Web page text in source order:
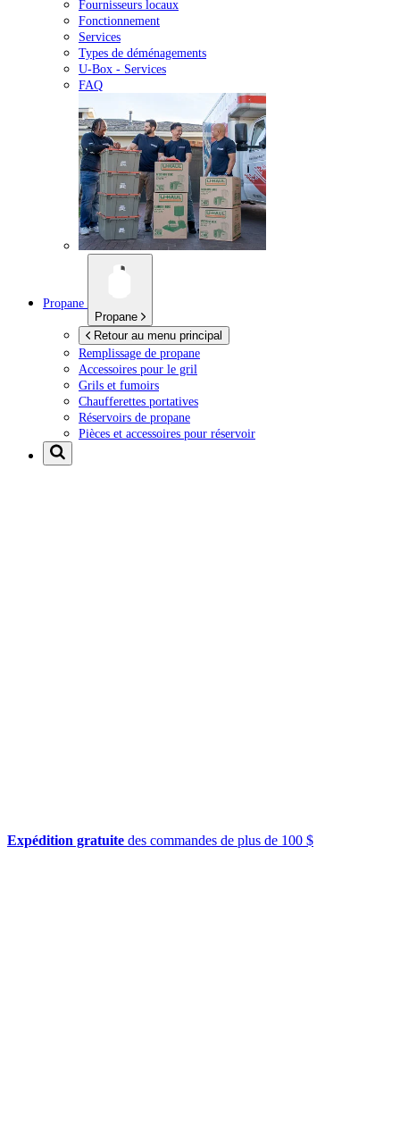
Fournisseurs locaux
Fonctionnement
Services
Types de déménagements
U-Box - Services
FAQ
Propane
Propane
Retour au menu principal
Remplissage de propane
Accessoires pour le gril
Grils et fumoirs
Chaufferettes portatives
Réservoirs de propane
Pièces et accessoires pour réservoir
Expédition gratuite des commandes de plus de 100 $